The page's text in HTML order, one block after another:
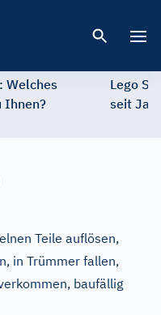
Welches
Ihnen?
Lego
seit
Teile auflösen,
in Trümmer fallen,
baufällig